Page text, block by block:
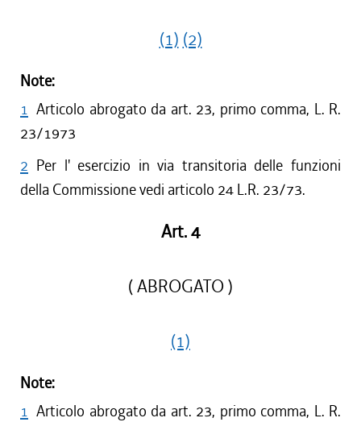
(1) (2)
Note:
1 Articolo abrogato da art. 23, primo comma, L. R.
23/1973
2 Per l' esercizio in via transitoria delle funzioni
della Commissione vedi articolo 24 L.R. 23/73.
Art. 4
( ABROGATO )
(1)
Note:
1 Articolo abrogato da art. 23, primo comma, L. R.